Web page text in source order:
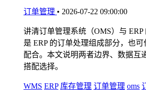
订单管理 • 2026-07-22 09:00:00
讲清订单管理系统（OMS）与 ERP
是 ERP 的订单处理组成部分，也
配合。本文说明两者边界、数据互
搭配选择。
WMS ERP 库存管理 订单管理 oms